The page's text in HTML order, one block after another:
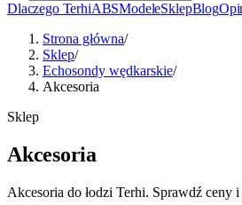
Dlaczego TerhiABSModeleSklepBlog
Strona główna/
Sklep/
Echosondy wędkarskie/
Akcesoria
Sklep
Akcesoria
Akcesoria do łodzi Terhi. Sprawdź ceny